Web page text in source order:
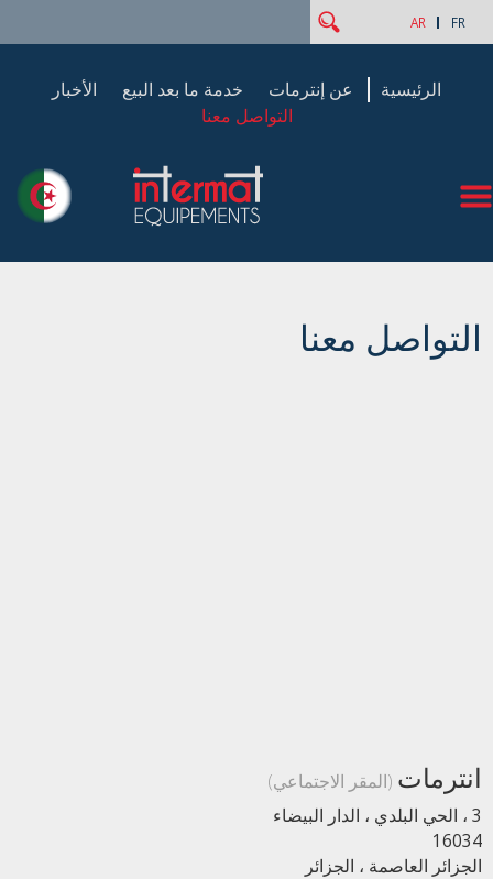
استمارة البحث
‏بحث ‏ FR
AR
الرئيسية عن إنترمات خدمة ما بعد البيع
الأخبار
التواصل معنا
التواصل معنا
انترمات (المقر الاجتماعي)
3 ، الحي البلدي ، الدار البيضاء
16034
الجزائر العاصمة ، الجزائر